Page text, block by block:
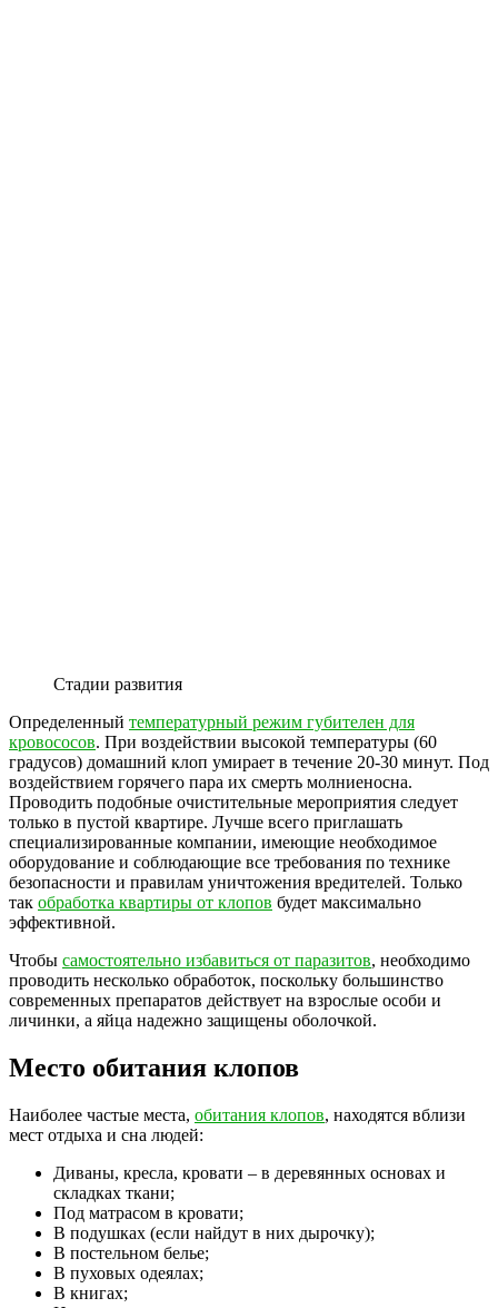
Стадии развития
Определенный температурный режим губителен для
кровососов. При воздействии высокой температуры (60
градусов) домашний клоп умирает в течение 20-30 минут. Под
воздействием горячего пара их смерть молниеносна.
Проводить подобные очистительные мероприятия следует
только в пустой квартире. Лучше всего приглашать
специализированные компании, имеющие необходимое
оборудование и соблюдающие все требования по технике
безопасности и правилам уничтожения вредителей. Только
так обработка квартиры от клопов будет максимально
эффективной.
Чтобы самостоятельно избавиться от паразитов, необходимо
проводить несколько обработок, поскольку большинство
современных препаратов действует на взрослые особи и
личинки, а яйца надежно защищены оболочкой.
Место обитания клопов
Наиболее частые места, обитания клопов, находятся вблизи
мест отдыха и сна людей:
Диваны, кресла, кровати – в деревянных основах и
складках ткани;
Под матрасом в кровати;
В подушках (если найдут в них дырочку);
В постельном белье;
В пуховых одеялах;
В книгах;